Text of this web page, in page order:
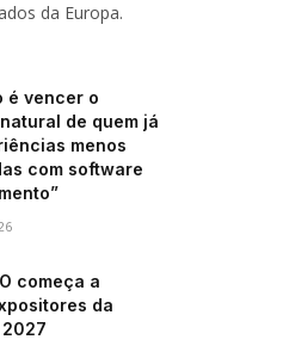
da Europa.
é vencer o
de quem já
menos
com software
começa a
da